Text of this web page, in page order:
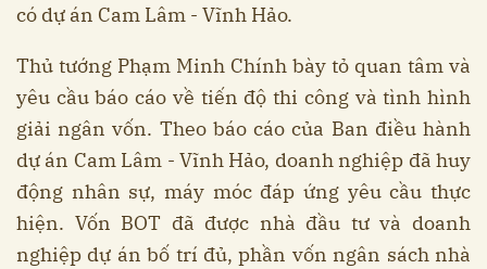
có dự án Cam Lâm - Vĩnh Hảo.
Thủ tướng Phạm Minh Chính bày tỏ quan tâm và
yêu cầu báo cáo về tiến độ thi công và tình hình
giải ngân vốn. Theo báo cáo của Ban điều hành
dự án Cam Lâm - Vĩnh Hảo, doanh nghiệp đã huy
động nhân sự, máy móc đáp ứng yêu cầu thực
hiện. Vốn BOT đã được nhà đầu tư và doanh
nghiệp dự án bố trí đủ, phần vốn ngân sách nhà